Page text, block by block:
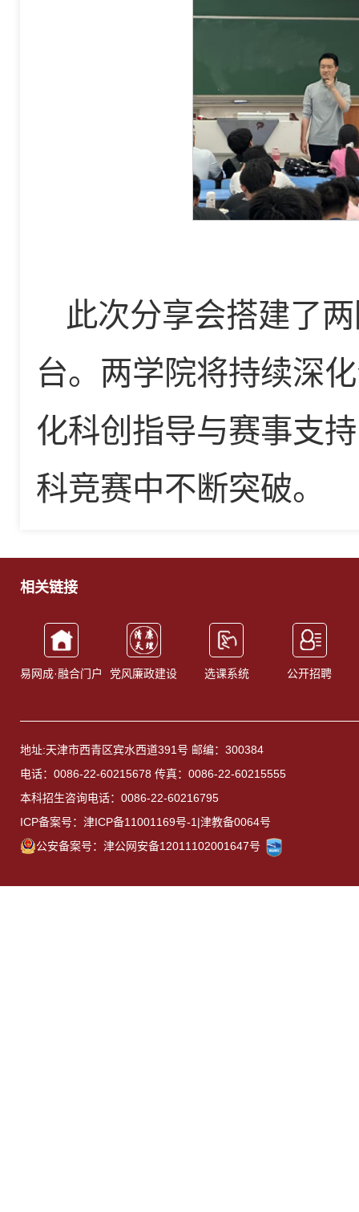
此次分享会搭建了
台。两学院将持续深
化科创指导与赛事支
科竞赛中不断突破。
相关链接
易网成·融合门户 党风廉政建设 选课系统 公开招聘
地址:天津市西青区宾水西道391号 邮编：300384
电话：0086-22-60215678 传真：0086-22-60215555
本科招生咨询电话：0086-22-60216795
ICP备案号：津ICP备11001169号-1|津教备0064号
公安备案号：津公网安备12011102001647号